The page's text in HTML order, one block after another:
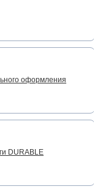
оформления
DURABLE